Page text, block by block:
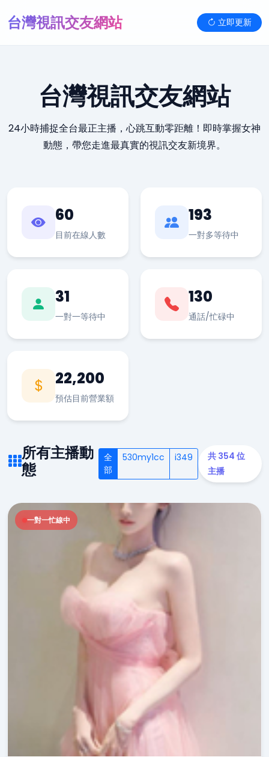
台灣視訊交友網站 立即更新
台灣視訊交友網站
24小時捕捉全台最正主播，心跳互動零距離！即時掌握女神
動態，帶您走進最真實的視訊交友新境界。
60
目前在線人數
193
一對多等待中
31
一對一等待中
130
通話/忙碌中
22,200
預估目前營業額
所有主播動
態
全
部
530my1cc i349
共 354 位
主播
一對一忙線中